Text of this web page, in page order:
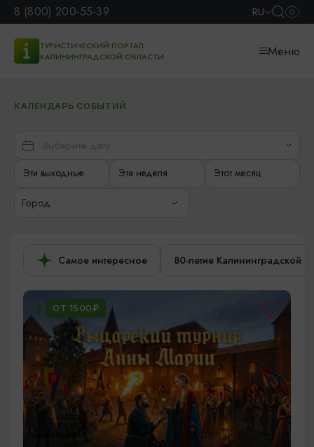
8 (800) 200-55-39 RU
ТУРИСТИЧЕСКИЙ ПОРТАЛ
КАЛИНИНГРАДСКОЙ ОБЛАСТИ
Меню
КАЛЕНДАРЬ СОБЫТИЙ
Эти выходные Эта неделя Этот месяц
Город
Самое интересное 80-летие Калининградской
ОТ 1500₽